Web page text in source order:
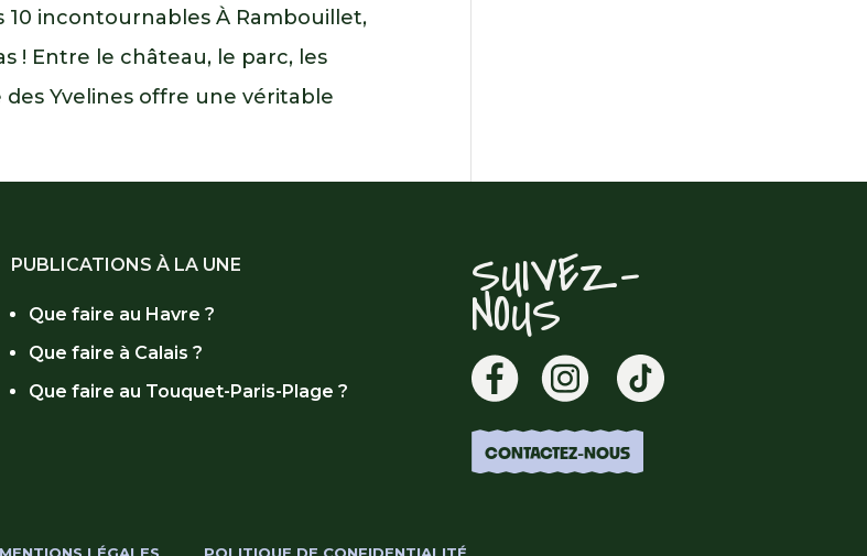
incontournables À Rambouillet,
! Entre le château, le parc, les
Yvelines offre une véritable
PUBLICATIONS À LA UNE
Que faire au Havre ?
Que faire à Calais ?
Que faire au Touquet-Paris-Plage ?
SUIVEZ-
NOUS
CONTACTEZ-NOUS